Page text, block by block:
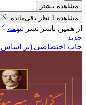
مشاهده بیشتر
مشاهده 1 نظر باقی‌مانده
از همین ناشر نشر نیهمه
جدید
چاپ اختصاصی (بر اساس POD)